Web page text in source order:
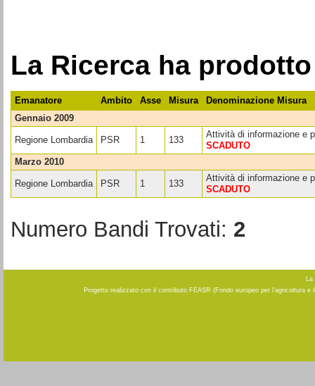
La Ricerca ha
Emanatore Ambito Asse Misura
Denominazione Misura
gennaio 2009
Regione Lombardia PSR 1 133
Attività di informazione e
SCADUTO
marzo 2010
Regione Lombardia PSR 1 133
Attività di informazione e
SCADUTO
Numero Bandi Trovati: 2
Progetto realizzato con il contributo FEASR (Fondo europeo per l'agricoltura